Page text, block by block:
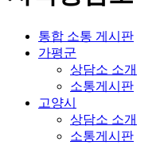
통합 소통 게시판
가평군
상담소 소개
소통게시판
고양시
상담소 소개
소통게시판